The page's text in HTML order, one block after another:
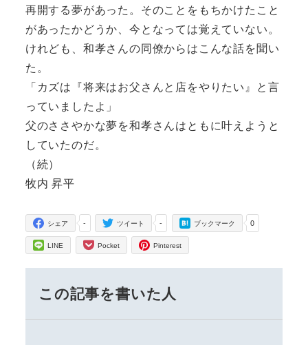
再開する夢があった。そのことをもちかけたこと
があったかどうか、今となっては覚えていない。
けれども、和孝さんの同僚からはこんな話を聞い
た。
「カズは『将来はお父さんと店をやりたい』と言
っていましたよ」
父のささやかな夢を和孝さんはともに叶えようと
していたのだ。
（続）
牧内 昇平
-
シェア -
ツイート 0
ブックマーク
LINE Pocket Pinterest
この記事を書いた人